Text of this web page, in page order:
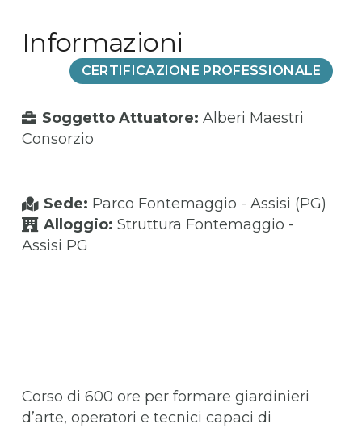
Informazioni
CERTIFICAZIONE PROFESSIONALE
Soggetto Attuatore:Alberi Maestri
Consorzio
Sede: Parco Fontemaggio - Assisi (PG)
Alloggio:Struttura Fontemaggio -
Assisi PG
Corso di 600 ore per formare giardinieri
d’arte, operatori e tecnici capaci di